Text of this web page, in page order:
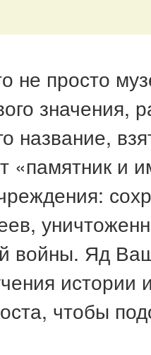
просто
значения,
название,
«памятник и
войны. Яд
истории
чтобы